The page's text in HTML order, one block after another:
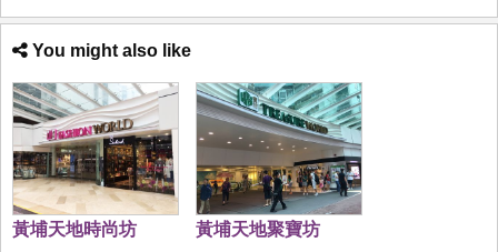
You might also like
黃埔天地時尚坊 黃埔天地聚寶坊